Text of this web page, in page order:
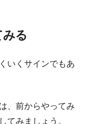
る
いくサインでもあ
、前からやってみ
てみましょう。